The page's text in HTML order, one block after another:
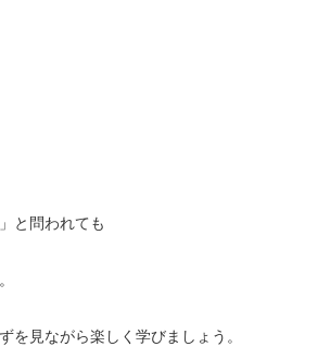
と問われても
を見ながら楽しく学びましょう。